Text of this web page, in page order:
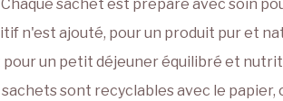
sachet est préparé avec soin
n'est ajouté, pour un produit pur et
pour un petit déjeuner équilibré et
sont recyclables avec le